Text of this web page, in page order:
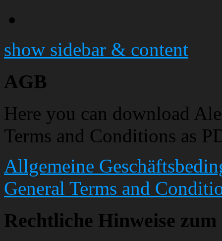
show sidebar & content
AGB
Here you can download
Terms and Conditions as
Allgemeine
General Terms and
Rechtliche Hinweise